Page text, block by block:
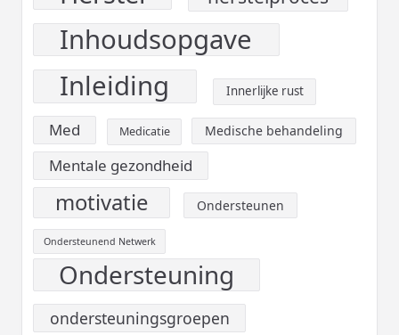
Inhoudsopgave
Inleiding
Innerlijke rust
Med Medicatie Medische behandeling
Mentale gezondheid
motivatie Ondersteunen
Ondersteunend Netwerk
Ondersteuning
ondersteuningsgroepen